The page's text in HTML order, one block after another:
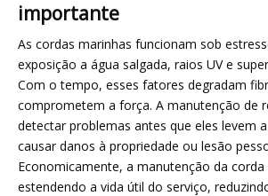
importante
As cordas marinhas funcionam sob
exposição a água salgada, raios UV e
Com o tempo, esses fatores degradam
comprometem a força. A manutenção de
detectar problemas antes que eles levem
causar danos à propriedade ou lesão
Economicamente, a manutenção da
estendendo a vida útil do serviço,